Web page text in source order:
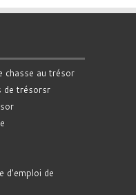
chasse au trésor
de trésorsr
d'emploi de